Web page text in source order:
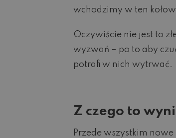
wchodzimy w ten
Oczywiście nie jest to
wyzwań – po to aby
potrafi w nich wytrwać.
Z czego to
Przede wszystkim